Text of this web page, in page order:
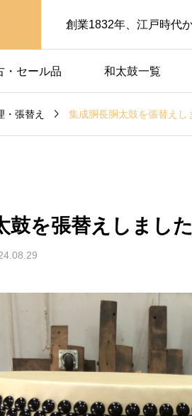
創業1832年、江戸時代
・セール品 和太鼓一覧
・張替え  集成胴長胴太鼓を張替えし
鼓を張替えしました